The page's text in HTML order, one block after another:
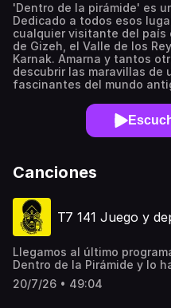
'Dentro de la pirámide' es
Dedicado a todos esos
cualquier visitante del país
de Gizeh, el Valle de los
Karnak. Amarna y tantos
descubrir las maravillas de
fascinantes del mundo
Canciones
T7 141 Juego y
Llegamos al último
Dentro de la Pirámide y lo
verano hablando de juegos
primeras dinastías
20/7/26 • 49:04